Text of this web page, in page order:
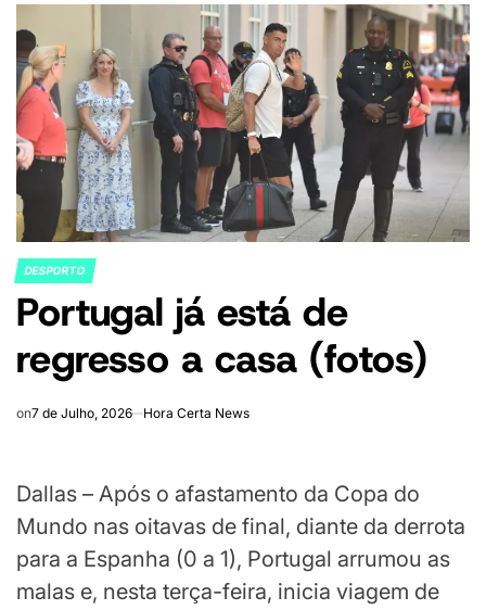
POSTED
IN
DESPORTO
Portugal já está de
regresso a casa (fotos)
on7 de Julho, 2026 Hora Certa News
Dallas – Após o afastamento da Copa do
Mundo nas oitavas de final, diante da derrota
para a Espanha (0 a 1), Portugal arrumou as
malas e, nesta terça-feira, inicia viagem de